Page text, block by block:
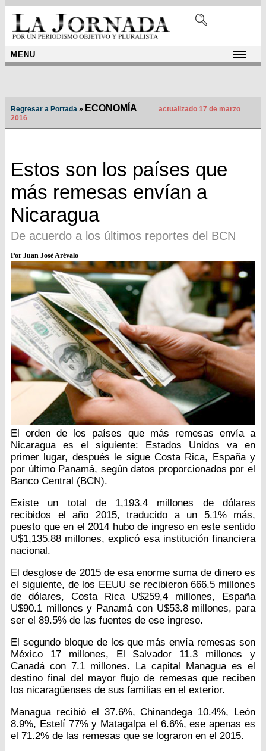
MENU
Regresar a Portada » ECONOMÍA
actualizado 17 de marzo
2016
Estos son los países que
más remesas envían a
Nicaragua
De acuerdo a los últimos reportes del BCN
Por Juan José Arévalo
El orden de los países que más remesas envía a
Nicaragua es el siguiente: Estados Unidos va en
primer lugar, después le sigue Costa Rica, España y
por último Panamá, según datos proporcionados por el
Banco Central (BCN).
Existe un total de 1,193.4 millones de dólares
recibidos el año 2015, traducido a un 5.1% más,
puesto que en el 2014 hubo de ingreso en este sentido
U$1,135.88 millones, explicó esa institución financiera
nacional.
El desglose de 2015 de esa enorme suma de dinero es
el siguiente, de los EEUU se recibieron 666.5 millones
de dólares, Costa Rica U$259,4 millones, España
U$90.1 millones y Panamá con U$53.8 millones, para
ser el 89.5% de las fuentes de ese ingreso.
El segundo bloque de los que más envía remesas son
México 17 millones, El Salvador 11.3 millones y
Canadá con 7.1 millones. La capital Managua es el
destino final del mayor flujo de remesas que reciben
los nicaragüenses de sus familias en el exterior.
Managua recibió el 37.6%, Chinandega 10.4%, León
8.9%, Estelí 77% y Matagalpa el 6.6%, ese apenas es
el 71.2% de las remesas que se lograron en el 2015.